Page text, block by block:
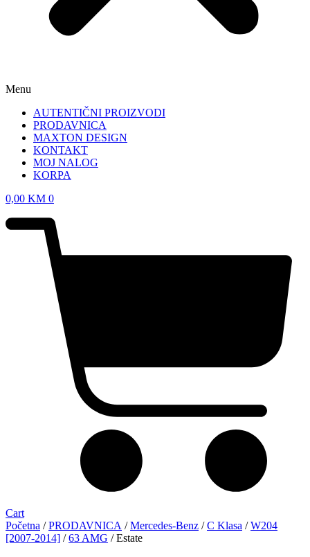
Menu
AUTENTIČNI PROIZVODI
PRODAVNICA
MAXTON DESIGN
KONTAKT
MOJ NALOG
KORPA
0,00 KM 0
Cart
Početna /PRODAVNICA /Mercedes-Benz /C Klasa /W204
[2007-2014] /63 AMG / Estate